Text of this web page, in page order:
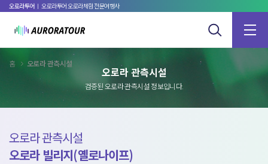
오로라투어 ㅣ 오로라투어 오로라체험 전문여행사
홈 오로라 관측시설
오로라 관측시설
검증된 오로라 관측시설 정보입니다.
오로라 관측시설
오로라 빌리지(옐로나이프)